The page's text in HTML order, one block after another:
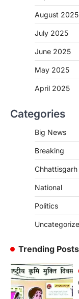
August 2025
July 2025
June 2025
May 2025
April 2025
Categories
Big News
Breaking
Chhattisgarh
National
Politics
Trending Posts